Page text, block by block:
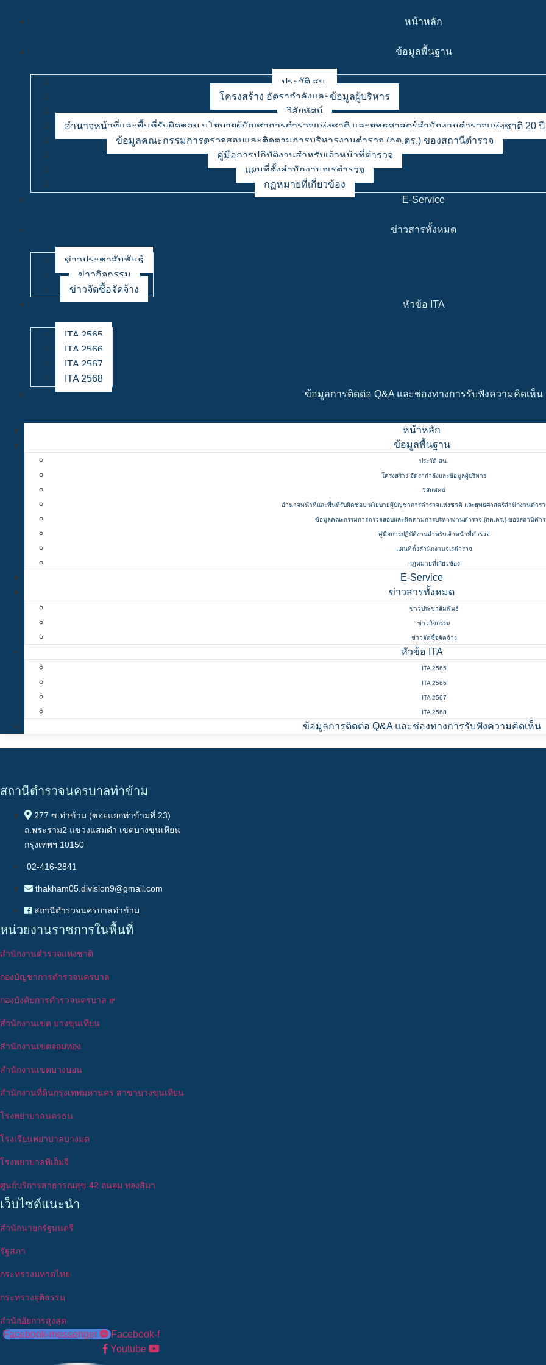
หน้าหลัก
ข้อมูลพื้นฐาน
ประวัติ สน.
โครงสร้าง อัตรากำลังและข้อมูลผู้บริหาร
วิสัยทัศน์
อำนาจหน้าที่และพื้นที่รับผิดชอบ นโยบายผู้บัญชาการตำรวจแห่งชาติ และยุทธศาสตร์สำนักงานตำรวจแห่งชาติ 20 ปี
ข้อมูลคณะกรรมการตรวจสอบและติดตามการบริหารงานตำรวจ (กต.ตร.) ของสถานีตำรวจ
คู่มือการปฏิบัติงานสำหรับเจ้าหน้าที่ตำรวจ
แผนที่ตั้งสำนักงานจเรตำรวจ
กฏหมายที่เกี่ยวข้อง
E-Service
ข่าวสารทั้งหมด
ข่าวประชาสัมพันธ์
ข่าวกิจกรรม
ข่าวจัดซื้อจัดจ้าง
หัวข้อ ITA
ITA 2565
ITA 2566
ITA 2567
ITA 2568
ข้อมูลการติดต่อ Q&A และช่องทางการรับฟังความคิดเห็น
หน้าหลัก
ข้อมูลพื้นฐาน
ประวัติ สน.
โครงสร้าง อัตรากำลังและข้อมูลผู้บริหาร
วิสัยทัศน์
อำนาจหน้าที่และพื้นที่รับผิดชอบ นโยบายผู้บัญชาการตำรวจแห่งชาติ และยุทธศาสตร์สำนักงานตำร
ข้อมูลคณะกรรมการตรวจสอบและติดตามการบริหารงานตำรวจ (กต.ตร.) ของสถานีตำร
คู่มือการปฏิบัติงานสำหรับเจ้าหน้าที่ตำรวจ
แผนที่ตั้งสำนักงานจเรตำรวจ
กฏหมายที่เกี่ยวข้อง
E-Service
ข่าวสารทั้งหมด
ข่าวประชาสัมพันธ์
ข่าวกิจกรรม
ข่าวจัดซื้อจัดจ้าง
หัวข้อ ITA
ITA 2565
ITA 2566
ITA 2567
ITA 2568
ข้อมูลการติดต่อ Q&A และช่องทางการรับฟังความคิดเห็น
สถานีตำรวจนครบาลท่าข้าม
277 ซ.ท่าข้าม (ซอยแยกท่าข้ามที่ 23)
ถ.พระราม2 แขวงแสมดำ เขตบางขุนเทียน
กรุงเทพฯ 10150
02-416-2841
thakham05.division9@gmail.com
สถานีตำรวจนครบาลท่าข้าม
หน่วยงานราชการในพื้นที่
สำนักงานตำรวจแห่งชาติ
กองบัญชาการตำรวจนครบาล
กองบังคับการตำรวจนครบาล ๙
สำนักงานเขต บางขุนเทียน
สำนักงานเขตจอมทอง
สำนักงานเขตบางบอน
สำนักงานที่ดินกรุงเทพมหานคร สาขาบางขุนเทียน
โรงพยาบาลนครธน
โรงเรียนพยาบาลบางมด
โรงพยาบาลพีเอ็มจี
ศูนย์บริการสาธารณสุข 42 ถนอม ทองสิมา
เว็บไซต์แนะนำ
สำนักนายกรัฐมนตรี
รัฐสภา
กระทรวงมหาดไทย
กระทรวงยุติธรรม
สำนักอัยการสูงสุด
Facebook-messenger
Facebook-f
Youtube